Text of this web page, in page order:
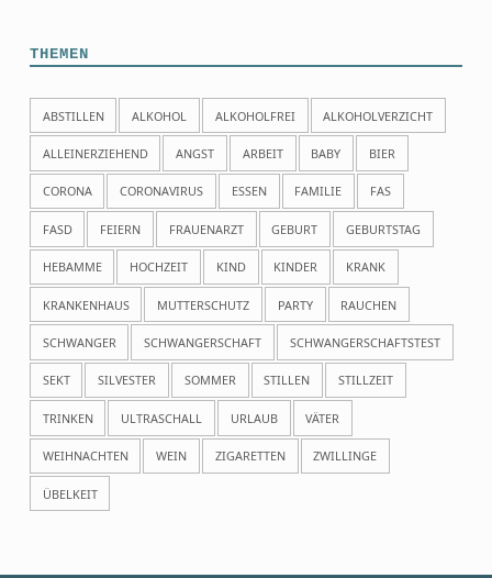
THEMEN
ABSTILLEN ALKOHOL ALKOHOLFREI ALKOHOLVERZICHT
ALLEINERZIEHEND ANGST ARBEIT BABY BIER
CORONA CORONAVIRUS ESSEN FAMILIE FAS
FASD FEIERN FRAUENARZT GEBURT GEBURTSTAG
HEBAMME HOCHZEIT KIND KINDER KRANK
KRANKENHAUS MUTTERSCHUTZ PARTY RAUCHEN
SCHWANGER SCHWANGERSCHAFT SCHWANGERSCHAFTSTEST
SEKT SILVESTER SOMMER STILLEN STILLZEIT
TRINKEN ULTRASCHALL URLAUB VÄTER
WEIHNACHTEN WEIN ZIGARETTEN ZWILLINGE
ÜBELKEIT